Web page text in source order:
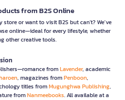
from B2S Online
or want to visit B2S but can't? We’ve
online—ideal for every lifestyle, whether
other creative tools.
fromLavender, academic
, magazines fromPenboon,
titles fromMugunghwa Publishing,
fromNanmeebooks. All available at a